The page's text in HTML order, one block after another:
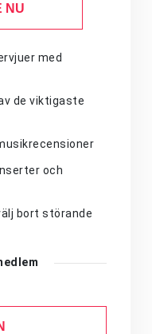
NU
med
de viktigaste
och
bort störande